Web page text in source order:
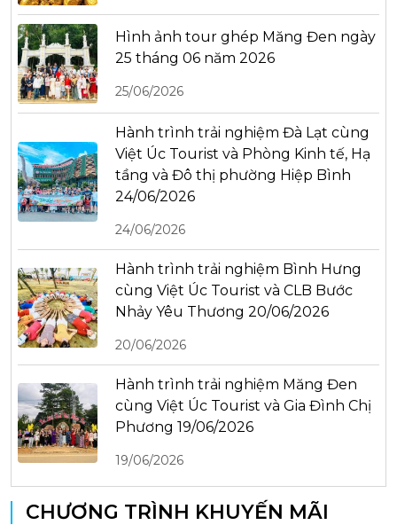
Hình ảnh tour ghép Măng Đen ngày
25 tháng 06 năm 2026
25/06/2026
Hành trình trải nghiệm Đà Lạt cùng
Việt Úc Tourist và Phòng Kinh tế, Hạ
tầng và Đô thị phường Hiệp Bình
24/06/2026
24/06/2026
Hành trình trải nghiệm Bình Hưng
cùng Việt Úc Tourist và CLB Bước
Nhảy Yêu Thương 20/06/2026
20/06/2026
Hành trình trải nghiệm Măng Đen
cùng Việt Úc Tourist và Gia Đình Chị
Phương 19/06/2026
19/06/2026
CHƯƠNG TRÌNH KHUYẾN MÃI